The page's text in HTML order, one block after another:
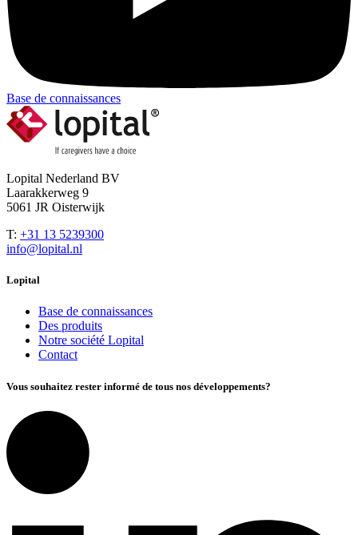
Base de connaissances
Lopital Nederland BV
Laarakkerweg 9
5061 JR Oisterwijk
T: +31 13 5239300
info@lopital.nl
Lopital
Base de connaissances
Des produits
Notre société Lopital
Contact
Vous souhaitez rester informé de tous nos développements?